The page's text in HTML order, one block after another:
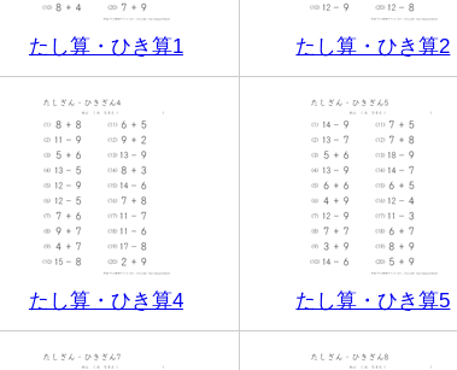
たし算・ひき算1 たし算・ひき算2
たし算・ひき算4 たし算・ひき算5